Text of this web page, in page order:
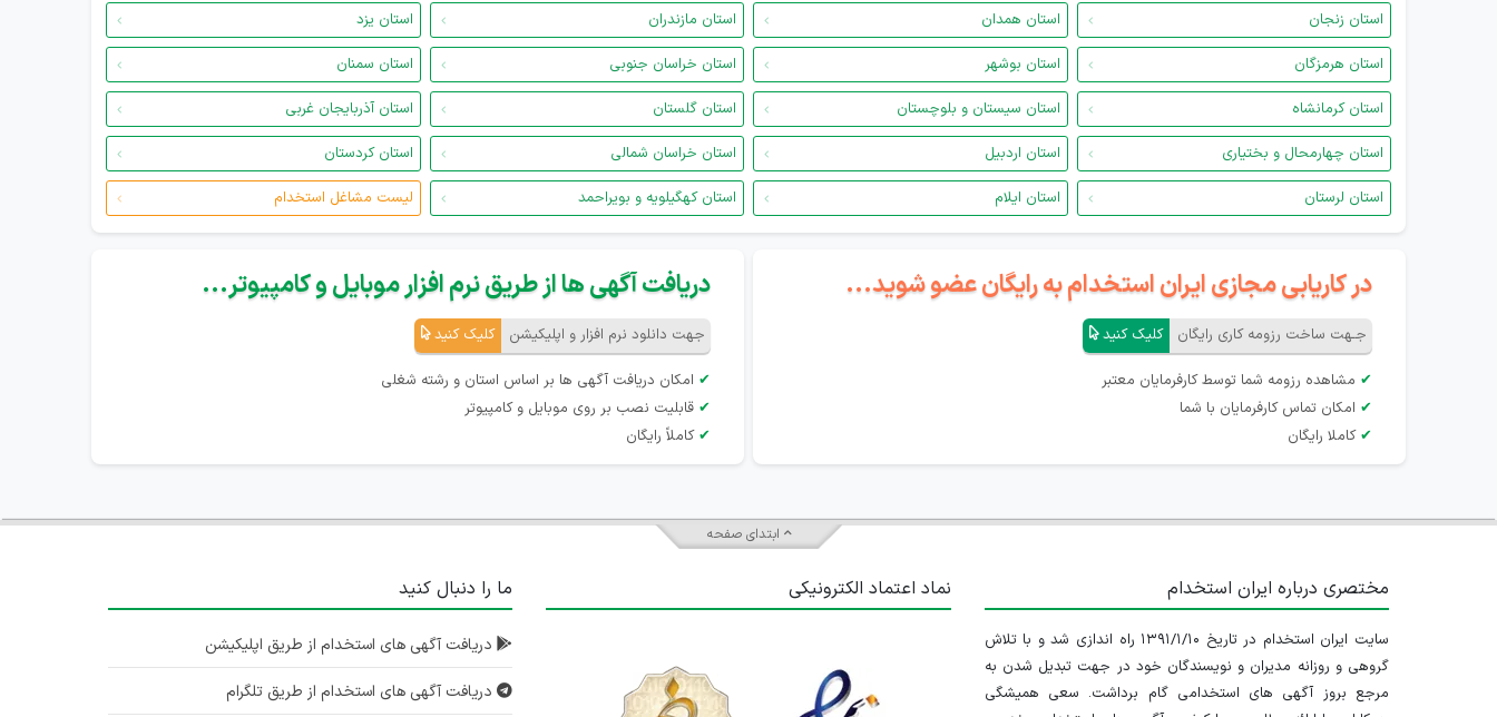
استان زنجان
استان همدان استان مازندران
استان یزد
استان هرمزگان
استان بوشهر استان خراسان جنوبی
استان سمنان
استان کرمانشاه
استان سیستان و بلوچستان استان گلستان
استان آذربایجان غربی
استان چهارمحال و بختیاری
استان اردبیل استان خراسان شمالی
استان کردستان
استان لرستان
استان ایلام استان کهگیلویه و بویراحمد لیست مشاغل استخدام
در کاریابی مجازی ایران استخدام به رایگان عضو شوید...
جـهت ساخت رزومه کاری رایگان کلیک کنید
✔ مشاهده رزومه شما توسط کارفرمایان معتبر
✔ امکان تماس کارفرمایان با شما
✔ کاملا رایگان
دریافت آگهی ها از طریق نرم افزار موبایل و کامپیوتر...
جهت دانلود نرم افزار و اپلیکیشن کلیک کنید
✔ امکان دریافت آگهی ها بر اساس استان و رشته شغلی
✔ قابلیت نصب بر روی موبایل و کامپیوتر
✔ کاملاً رایگان
ابتدای صفحه
مختصری درباره ایران استخدام
سایت ایران استخدام در تاریخ ۱۳۹۱/۱/۱۰ راه اندازی شد و با تلاش
گروهی و روزانه مدیران و نویسندگان خود در جهت تبدیل شدن به
مرجع بروز آگهی های استخدامی گام برداشت. سعی همیشگی
نماد اعتماد الکترونیکی ما را دنبال کنید
دریافت آگهی های استخدام از طریق اپلیکیشن
دریافت آگهی های استخدام از طریق تلگرام